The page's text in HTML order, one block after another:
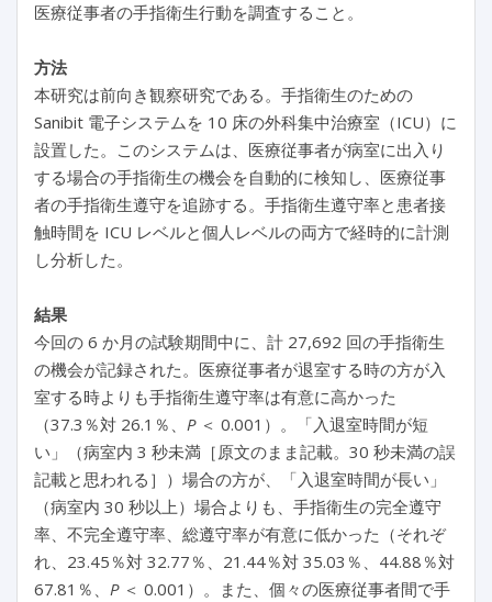
医療従事者の手指衛生行動を調査すること。
方法
本研究は前向き観察研究である。手指衛生のための
Sanibit 電子システムを 10 床の外科集中治療室（ICU）に
設置した。このシステムは、医療従事者が病室に出入り
する場合の手指衛生の機会を自動的に検知し、医療従事
者の手指衛生遵守を追跡する。手指衛生遵守率と患者接
触時間を ICU レベルと個人レベルの両方で経時的に計測
し分析した。
結果
今回の 6 か月の試験期間中に、計 27,692 回の手指衛生
の機会が記録された。医療従事者が退室する時の方が入
室する時よりも手指衛生遵守率は有意に高かった
（37.3％対 26.1％、 P＜ 0.001）。「入退室時間が短
い」（病室内 3 秒未満［原文のまま記載。30 秒未満の誤
記載と思われる］）場合の方が、「入退室時間が長い」
（病室内 30 秒以上）場合よりも、手指衛生の完全遵守
率、不完全遵守率、総遵守率が有意に低かった（それぞ
れ、23.45％対 32.77％、21.44％対 35.03％、44.88％対
67.81％、 P＜ 0.001）。また、個々の医療従事者間で手